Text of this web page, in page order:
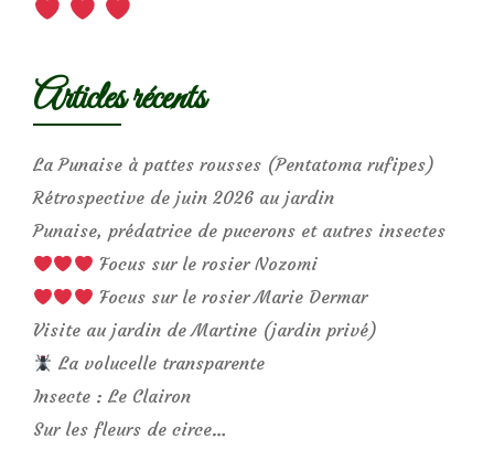
Articles récents
La Punaise à pattes rousses (Pentatoma rufipes)
Rétrospective de juin 2026 au jardin
Punaise, prédatrice de pucerons et autres insectes
Focus sur le rosier Nozomi
Focus sur le rosier Marie Dermar
Visite au jardin de Martine (jardin privé)
La volucelle transparente
Insecte : Le Clairon
Sur les fleurs de circe…